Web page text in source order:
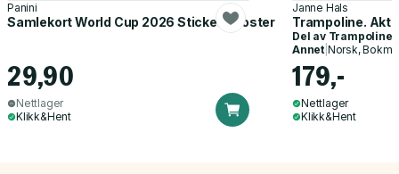
Panini
Samlekort World Cup 2026 Sticker Booster
29,90
Nettlager
Klikk&Hent
Janne Hals
Trampoline.
Del av Trampoline
Annet| Norsk,
179,-
Nettlager
Klikk&Hent